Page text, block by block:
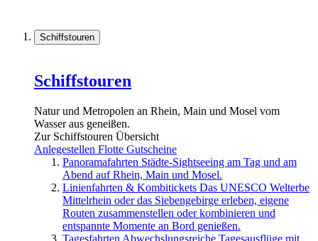
Schiffstouren
Schiffstouren
Natur und Metropolen an Rhein, Main und Mosel vom
Wasser aus geneißen.
Zur Schiffstouren Übersicht
Anlegestellen Flotte Gutscheine
Panoramafahrten Städte-Sightseeing am Tag und am
Abend auf Rhein, Main und Mosel.
Linienfahrten & Kombitickets Das UNESCO Welterbe
Mittelrhein oder das Siebengebirge erleben, eigene
Routen zusammenstellen oder kombinieren und
entspannte Momente an Bord genießen.
Tagesfahrten Abwechslungsreiche Tagesausflüge mit